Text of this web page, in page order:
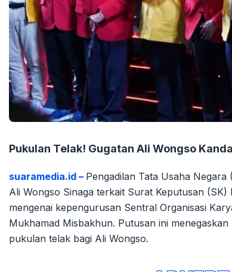
Pukulan Telak! Gugatan Ali Wongso
suaramedia.id – Pengadilan Tata Usaha
Ali Wongso Sinaga terkait Surat Keputusan
mengenai kepengurusan Sentral Organisasi
Mukhamad Misbakhun. Putusan ini
pukulan telak bagi Ali Wongso.